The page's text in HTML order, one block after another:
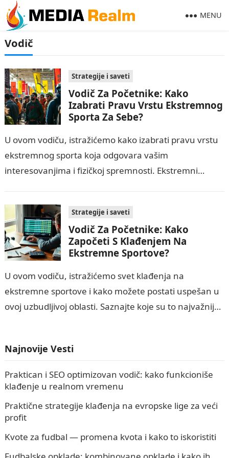
MENU
Vodič
Strategije i saveti
Vodič Za Početnike: Kako
Izabrati Pravu Vrstu Ekstremnog
Sporta Za Sebe?
U ovom vodiču, istražićemo kako izabrati pravu vrstu
ekstremnog sporta koja odgovara vašim
interesovanjima i fizičkoj spremnosti. Ekstremni
Strategije i saveti
Vodič Za Početnike: Kako
Započeti S Klađenjem Na
Ekstremne Sportove?
U ovom vodiču, istražićemo svet klađenja na
ekstremne sportove i kako možete postati uspešan u
ovoj uzbudljivoj oblasti. Saznajte koje su to najvažnije
Najnovije Vesti
Praktican i SEO optimizovan vodič: kako funkcioniše
klađenje u realnom vremenu
Praktične strategije klađenja na evropske lige za veći
profit
Kvote za fudbal — promena kvota i kako to iskoristiti